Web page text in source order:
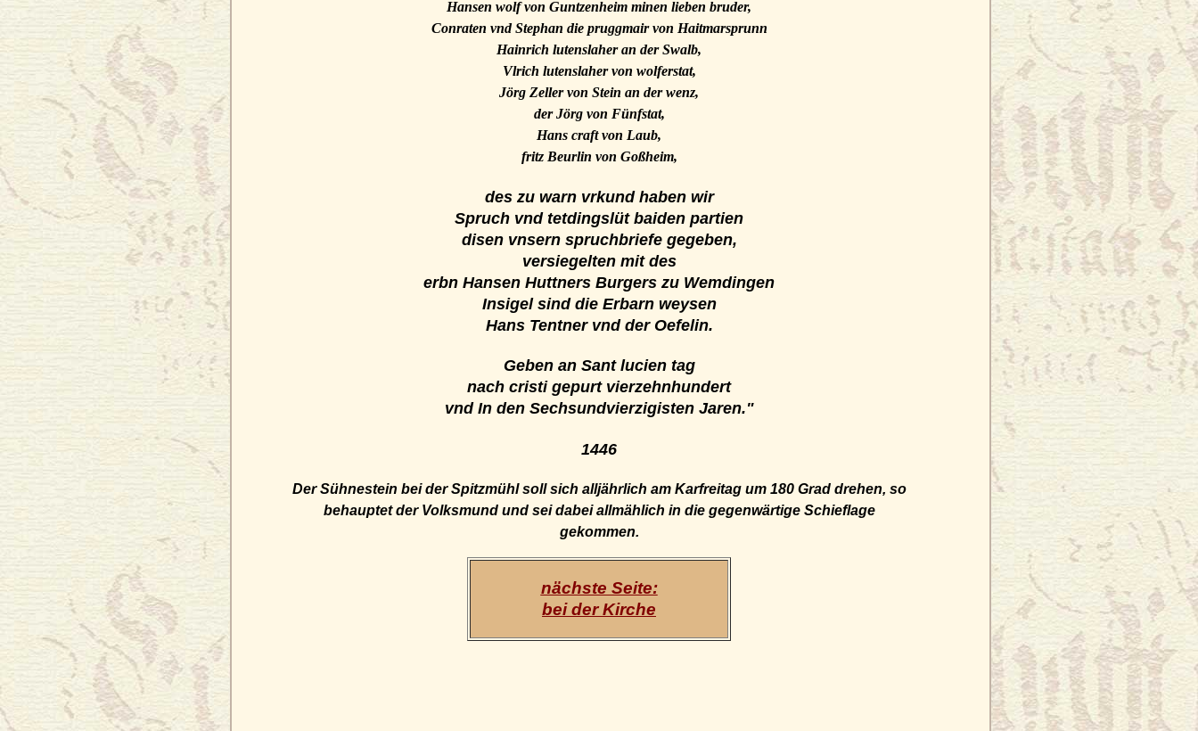
Hansen wolf von Guntzenheim minen lieben bruder,
Conraten vnd Stephan die pruggmair von Haitmarsprunn
Hainrich lutenslaher an der Swalb,
Vlrich lutenslaher von wolferstat,
Jörg Zeller von Stein an der wenz,
der Jörg von Fünfstat,
Hans craft von Laub,
fritz Beurlin von Goßheim,
des zu warn vrkund haben wir
Spruch vnd tetdingslüt baiden partien
disen vnsern spruchbriefe gegeben,
versiegelten mit des
erbn Hansen Huttners Burgers zu Wemdingen
Insigel sind die Erbarn weysen
Hans Tentner vnd der Oefelin.
Geben an Sant lucien tag
nach cristi gepurt vierzehnhundert
vnd In den Sechsundvierzigisten Jaren."
1446
Der Sühnestein bei der Spitzmühl soll sich alljährlich am Karfreitag um 180 Grad drehen, so
behauptet der Volksmund und sei dabei allmählich in die gegenwärtige Schieflage
gekommen.
nächste Seite:
bei der Kirche